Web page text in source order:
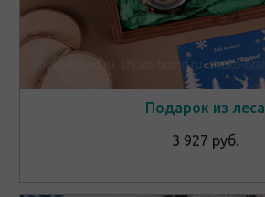
Подарок из леса
3 927 руб.